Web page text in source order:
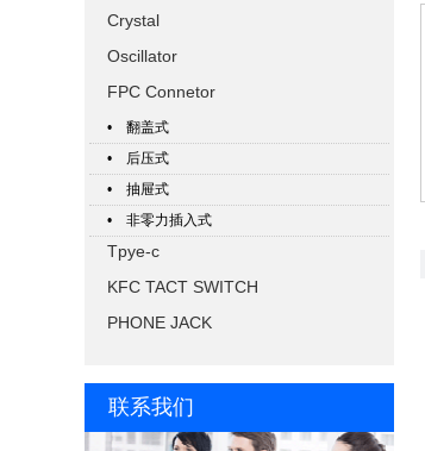
Crystal
Oscillator
FPC Connetor
• 翻盖式
• 后压式
• 抽屉式
• 非零力插入式
Tpye-c
KFC TACT SWITCH
PHONE JACK
联系我们